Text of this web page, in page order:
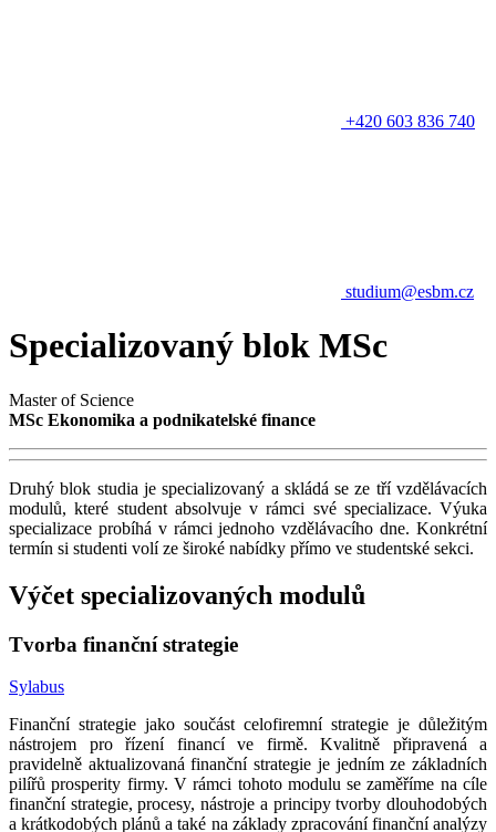
+420 603 836 740
studium@esbm.cz
Specializovaný blok MSc
Master of Science
MSc Ekonomika a podnikatelské finance
Druhý blok studia je specializovaný a skládá se ze tří vzdělávacích
modulů, které student absolvuje v rámci své specializace. Výuka
specializace probíhá v rámci jednoho vzdělávacího dne. Konkrétní
termín si studenti volí ze široké nabídky přímo ve studentské sekci.
Výčet specializovaných modulů
Tvorba finanční strategie
Sylabus
Finanční strategie jako součást celofiremní strategie je důležitým
nástrojem pro řízení financí ve firmě. Kvalitně připravená a
pravidelně aktualizovaná finanční strategie je jedním ze základních
pilířů prosperity firmy. V rámci tohoto modulu se zaměříme na cíle
finanční strategie, procesy, nástroje a principy tvorby dlouhodobých
a krátkodobých plánů a také na základy zpracování finanční analýzy